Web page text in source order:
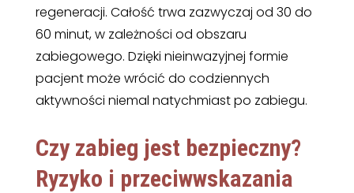
regeneracji. Całość trwa zazwyczaj od 30 do
60 minut, w zależności od obszaru
zabiegowego. Dzięki nieinwazyjnej formie
pacjent może wrócić do codziennych
aktywności niemal natychmiast po zabiegu.
Czy zabieg jest bezpieczny?
Ryzyko i przeciwwskazania